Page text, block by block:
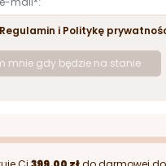
Regulamin i Politykę
mnie gdy będzie na stanie